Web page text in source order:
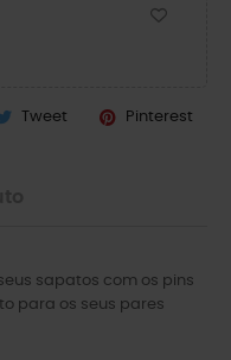
Tweet Pinterest
sapatos com os pins
para os seus pares